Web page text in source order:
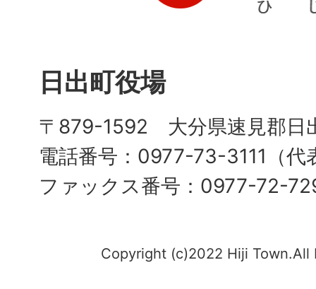
日出町役場
〒879-1592 大分県速見郡日
電話番号：0977-73-3111（代
ファックス番号：0977-72-
Copyright (c)2022 Hiji Town.All